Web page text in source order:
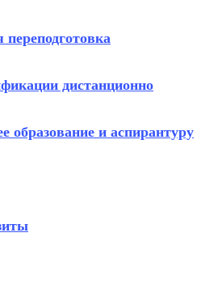
дистанционно
образование и аспирантуру